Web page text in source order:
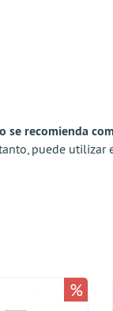
se recomienda
puede utilizar
%